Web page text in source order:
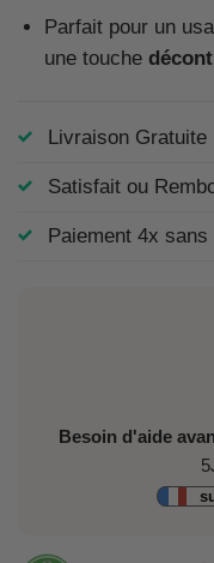
Parfait pour un
une touche
Livraison Gratuite
Satisfait ou
Paiement 4x
Besoin d'aide